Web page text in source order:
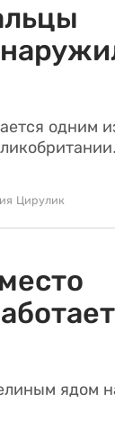
одним
Цирулик
ядом